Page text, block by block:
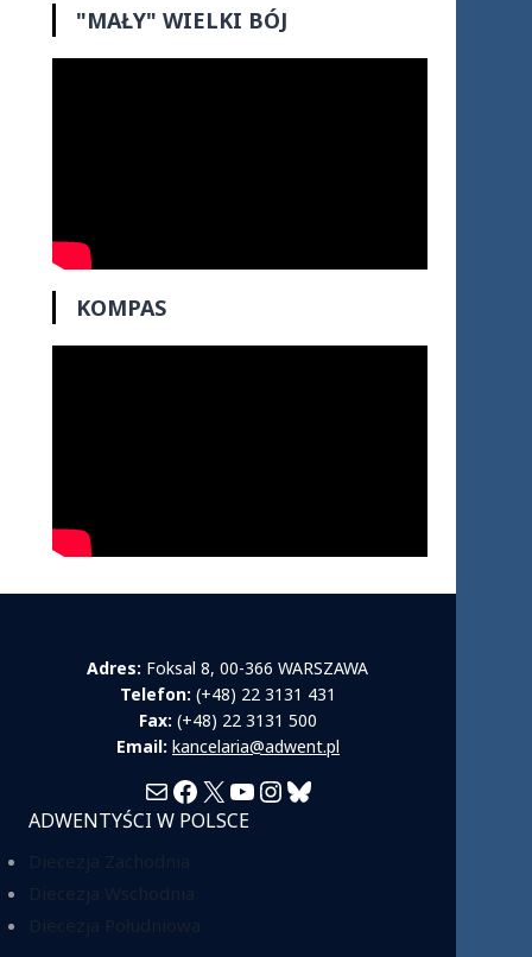
"MAŁY" WIELKI BÓJ
KOMPAS
Adres: Foksal 8, 00-366 WARSZAWA
Telefon: (+48) 22 3131 431
Fax: (+48) 22 3131 500
Email: kancelaria@adwent.pl
MailFacebook
X YouTube
Instagram
Bluesky
ADWENTYŚCI W POLSCE